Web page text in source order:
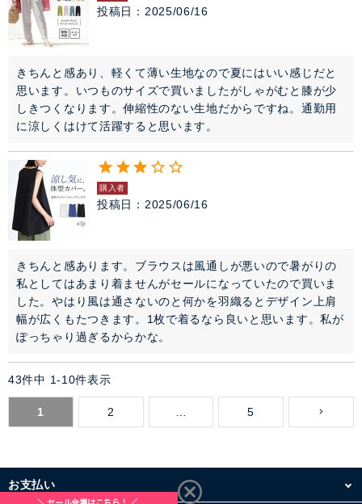
投稿日 2025/06/16
きちんと感あり、軽くて薄い生地なので夏にはいい感じだと
思います。いつものサイズで買いましたがしゃがむと膝が少
しきつくなります。伸縮性のない生地だからですね。通勤用
に涼しくはけて活躍すると思います。
購入者
投稿日 2025/06/16
きちんと感あります。ブラウスは風通しが悪いので暑がりの
私としてはあまり着ませんがセールになっていたので買いま
した。やはり風は通さないのと何かを羽織るとデザイン上肩
幅が広くもたつきます。1枚で着るなら良いと思います。私が
ぽっちゃり過ぎるからかな。
43件中 1-10件表示
1 2 5
お支払い